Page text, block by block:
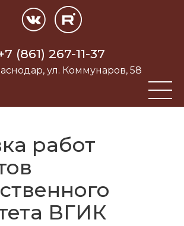
(861) 267-11-37
ул. Коммунаров, 58
работ
ВГИК